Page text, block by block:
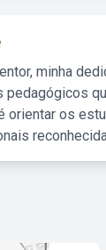
minha
pedagógicos
orientar os